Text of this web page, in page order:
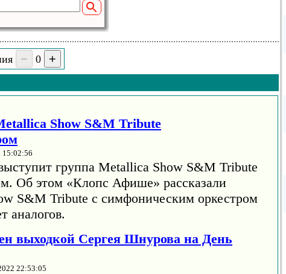
0
Show S&M Tribute
15:02:56
группа Metallica Show S&M Tribute
Об этом «Клопс Афише» рассказали
S&M Tribute с симфоническим оркестром
аналогов.
выходкой Сергея Шнурова на День
22:53:05